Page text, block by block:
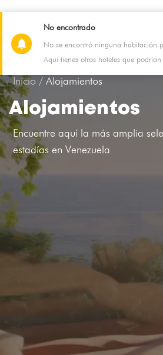
08 Aug - 09 Aug 2 Adultos, 0
Inicio /Alojamientos
Alojamientos
Encuentre aquí la más amplia
estadías en Venezuela
No encontrado
No se encontró ninguna habitación
Aqui tienes otros hoteles que podrían